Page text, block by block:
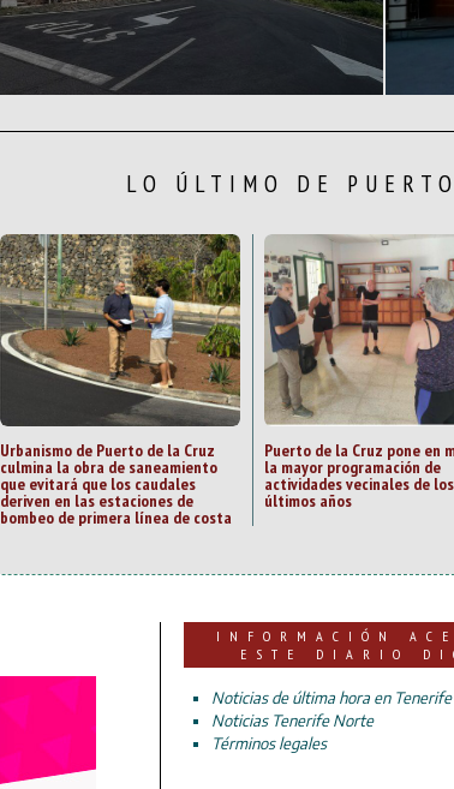
LO ÚLTIMO DE
Urbanismo de Puerto de la Cruz
culmina la obra de saneamiento
que evitará que los caudales
deriven en las estaciones de
bombeo de primera línea de costa
Puerto de la Cruz pone en
la mayor programación de
actividades vecinales de los
últimos años
INFORMACIÓN
ESTE DIARIO
Noticias de última hora en
Noticias Tenerife Norte
Términos legales